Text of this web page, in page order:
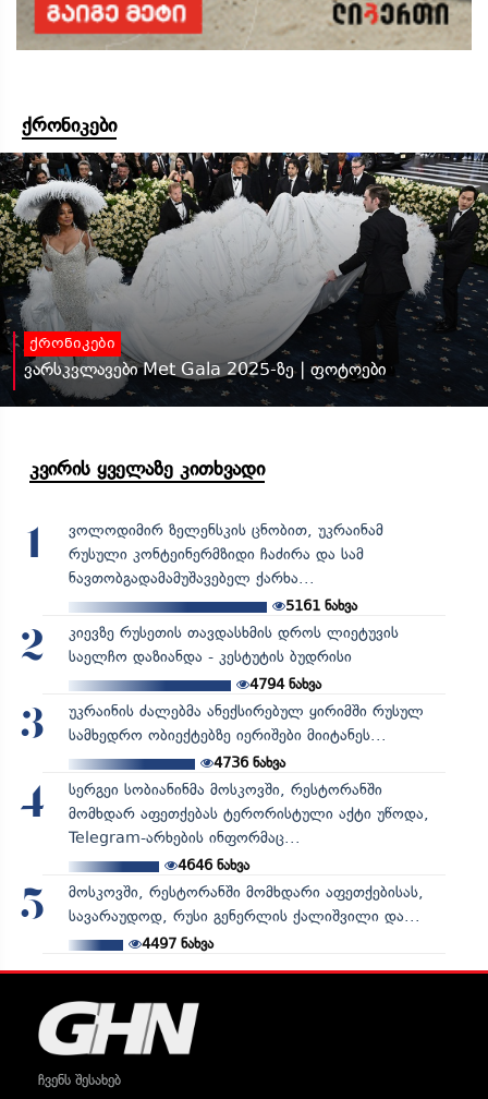
ქრონიკები
ქრონიკები
ვარსკვლავები Met Gala 2025-ზე | ფოტოები
კვირის ყველაზე კითხვადი
1
ვოლოდიმირ ზელენსკის ცნობით, უკრაინამ
რუსული კონტეინერმზიდი ჩაძირა და სამ
ნავთობგადამამუშავებელ ქარხა...
5161 ნახვა
2
კიევზე რუსეთის თავდასხმის დროს ლიეტუვის
საელჩო დაზიანდა - კესტუტის ბუდრისი
4794ნახვა
3
უკრაინის ძალებმა ანექსირებულ ყირიმში რუსულ
სამხედრო ობიექტებზე იერიშები მიიტანეს...
4736ნახვა
4
სერგეი სობიანინმა მოსკოვში, რესტორანში
მომხდარ აფეთქებას ტერორისტული აქტი უწოდა,
Telegram-არხების ინფორმაც...
4646ნახვა
5
მოსკოვში, რესტორანში მომხდარი აფეთქებისას,
სავარაუდოდ, რუსი გენერლის ქალიშვილი და...
4497ნახვა
ჩვენს შესახებ